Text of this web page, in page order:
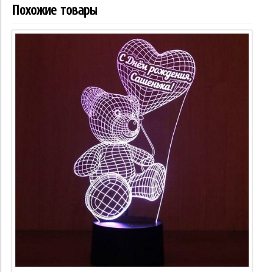
Похожие товары